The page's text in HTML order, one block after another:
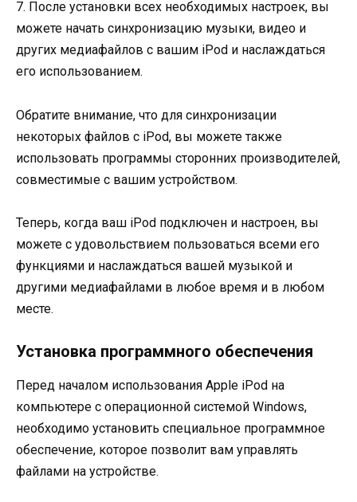
7. После установки всех необходимых настроек, вы
можете начать синхронизацию музыки, видео и
других медиафайлов с вашим iPod и наслаждаться
его использованием.
Обратите внимание, что для синхронизации
некоторых файлов с iPod, вы можете также
использовать программы сторонних производителей,
совместимые с вашим устройством.
Теперь, когда ваш iPod подключен и настроен, вы
можете с удовольствием пользоваться всеми его
функциями и наслаждаться вашей музыкой и
другими медиафайлами в любое время и в любом
месте.
Установка программного обеспечения
Перед началом использования Apple iPod на
компьютере с операционной системой Windows,
необходимо установить специальное программное
обеспечение, которое позволит вам управлять
файлами на устройстве.